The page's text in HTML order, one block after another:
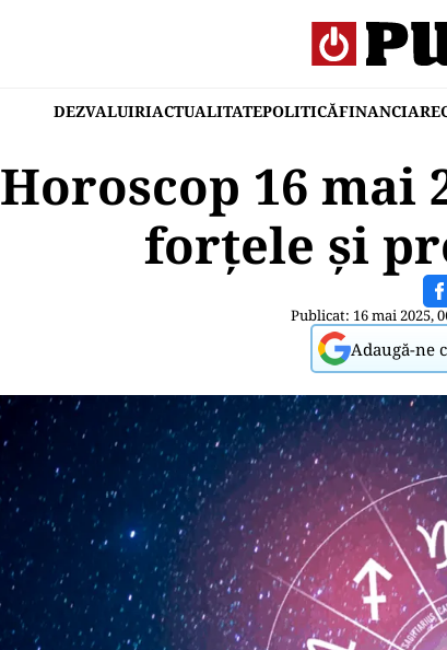
DEZVALUIRIACTUALITATEPOLITICĂFINANCIAR
Horoscop 16 mai
forțele și
Publicat: 16 mai 2025,
Adaugă-ne